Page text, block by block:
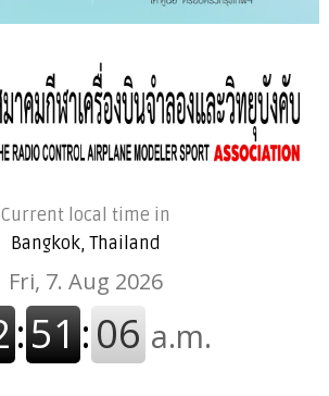
Current local time in
Bangkok, Thailand